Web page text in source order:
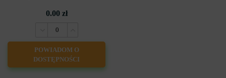
0.00 zł
POWIADOM O
DOSTĘPNOŚCI